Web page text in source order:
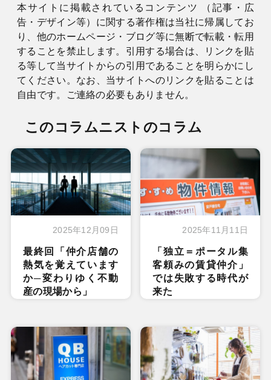
本サイトに掲載されているコンテンツ （記事・広
告・デザイン等）に関する著作権は当社に帰属してお
り、他のホームページ・ブログ等に無断で転載・転用
することを禁止します。引用する場合は、リンクを貼
る等して当サイトからの引用であることを明らかにし
てください。なお、当サイトへのリンクを貼ることは
自由です。ご連絡の必要もありません。
このコラムニストのコラム
2025年12月09日
最終回「仲介店舗の
熱気を覚えています
か─変わりゆく不動
産の現場から」
2025年11月11日
「独立＝ポータル集
客頼みの賃貸仲介」
では失敗する時代が
来た